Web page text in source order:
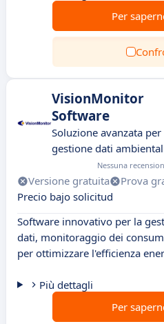
Per
VisionMonitor
Software
Soluzione avanzata per
gestione dati
Nessuna
Versione gratuita Prova
Precio bajo solicitud
Software innovativo per la
dati, monitoraggio dei
per ottimizzare l'efficienza
Più dettagli
Per